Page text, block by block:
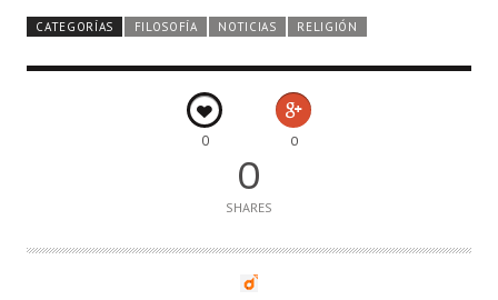
CATEGORÍAS FILOSOFÍA NOTICIAS RELIGIÓN
0 0
0
SHARES